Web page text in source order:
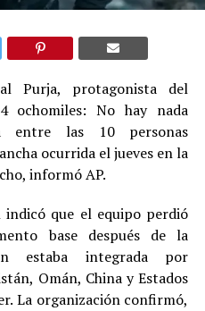
Purja, protagonista del
ochomiles: No hay nada
entre las 10 personas
ocurrida el jueves en la
informó AP.
que el equipo perdió
base después de la
estaba integrada por
Omán, China y Estados
La organización confirmó,